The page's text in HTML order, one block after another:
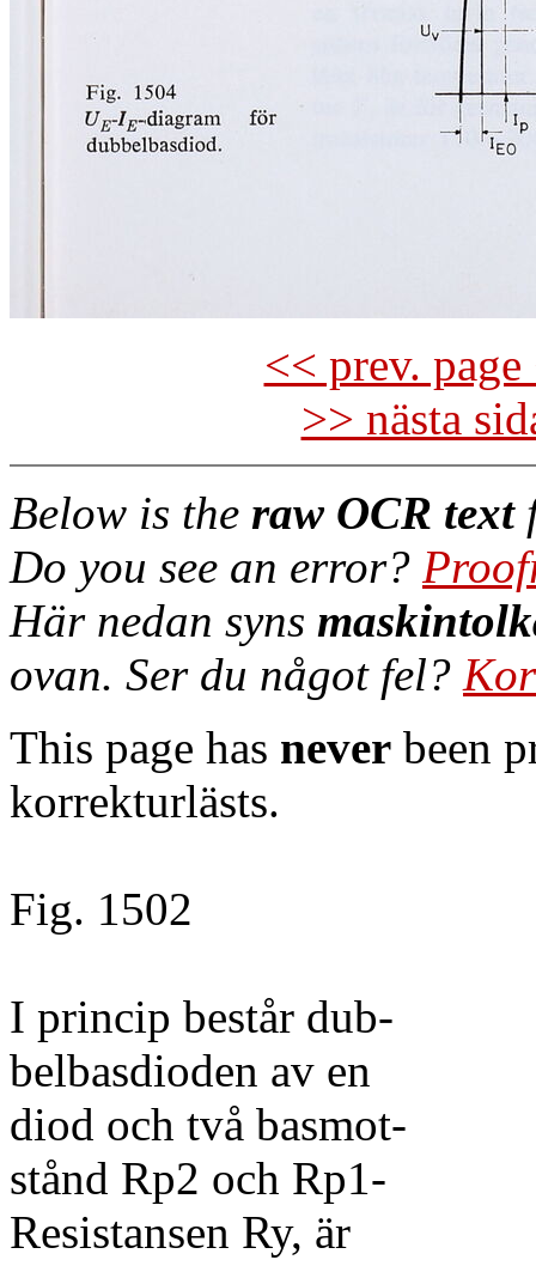
<< prev.
>> nästa
Below is the raw OCR text
Do you see an error?
Här nedan syns
ovan. Ser du något fel?
This page has never been
korrekturlästs.
Fig. 1502
I princip består dub-
belbasdioden av en
diod och två basmot-
stånd Rp2 och Rp1-
Resistansen Ry, är